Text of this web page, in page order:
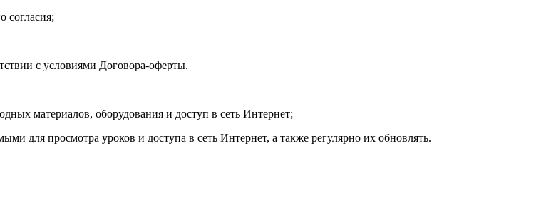
согласия;
с условиями Договора-оферты.
материалов, оборудования и доступ в сеть Интернет;
для просмотра уроков и доступа в сеть Интернет, а также регулярно их обновлять.